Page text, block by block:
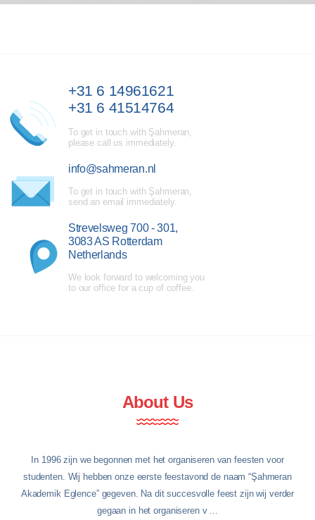
+31 6 14961621
+31 6 41514764
To get in touch with Şahmeran,
please call us immediately.
info@sahmeran.nl
To get in touch with Şahmeran,
send an email immediately.
Strevelsweg 700 - 301,
3083 AS Rotterdam
Netherlands
We look forward to welcoming you
to our office for a cup of coffee.
About Us
In 1996 zijn we begonnen met het organiseren van feesten voor
studenten. Wij hebben onze eerste feestavond de naam “Şahmeran
Akademik Eglence” gegeven. Na dit succesvolle feest zijn wij verder
gegaan in het organiseren v ...